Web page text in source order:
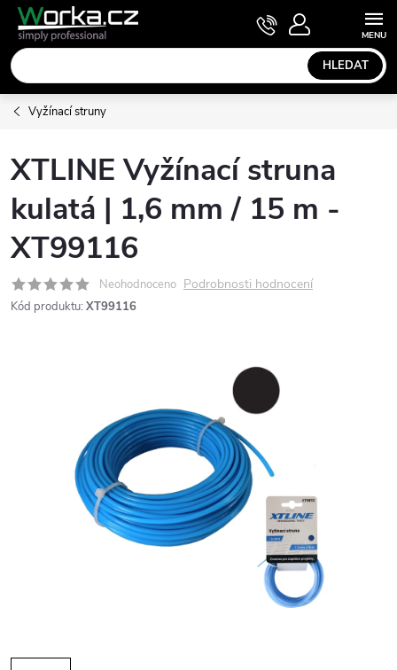
Přejít
obsah
HLEDAT
NÁKUPNÍ
KOŠÍK
Vyžínací struny
XTLINE Vyžínací struna
kulatá | 1,6 mm / 15 m -
XT99116
Neohodnoceno Podrobnosti hodnocení
Kód produktu: XT99116